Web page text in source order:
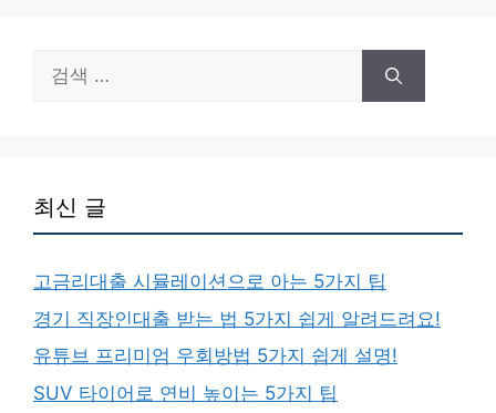
색:
최신 글
고금리대출 시뮬레이션으로 아는 5가지 팁
경기 직장인대출 받는 법 5가지 쉽게 알려드려요!
유튜브 프리미엄 우회방법 5가지 쉽게 설명!
SUV 타이어로 연비 높이는 5가지 팁